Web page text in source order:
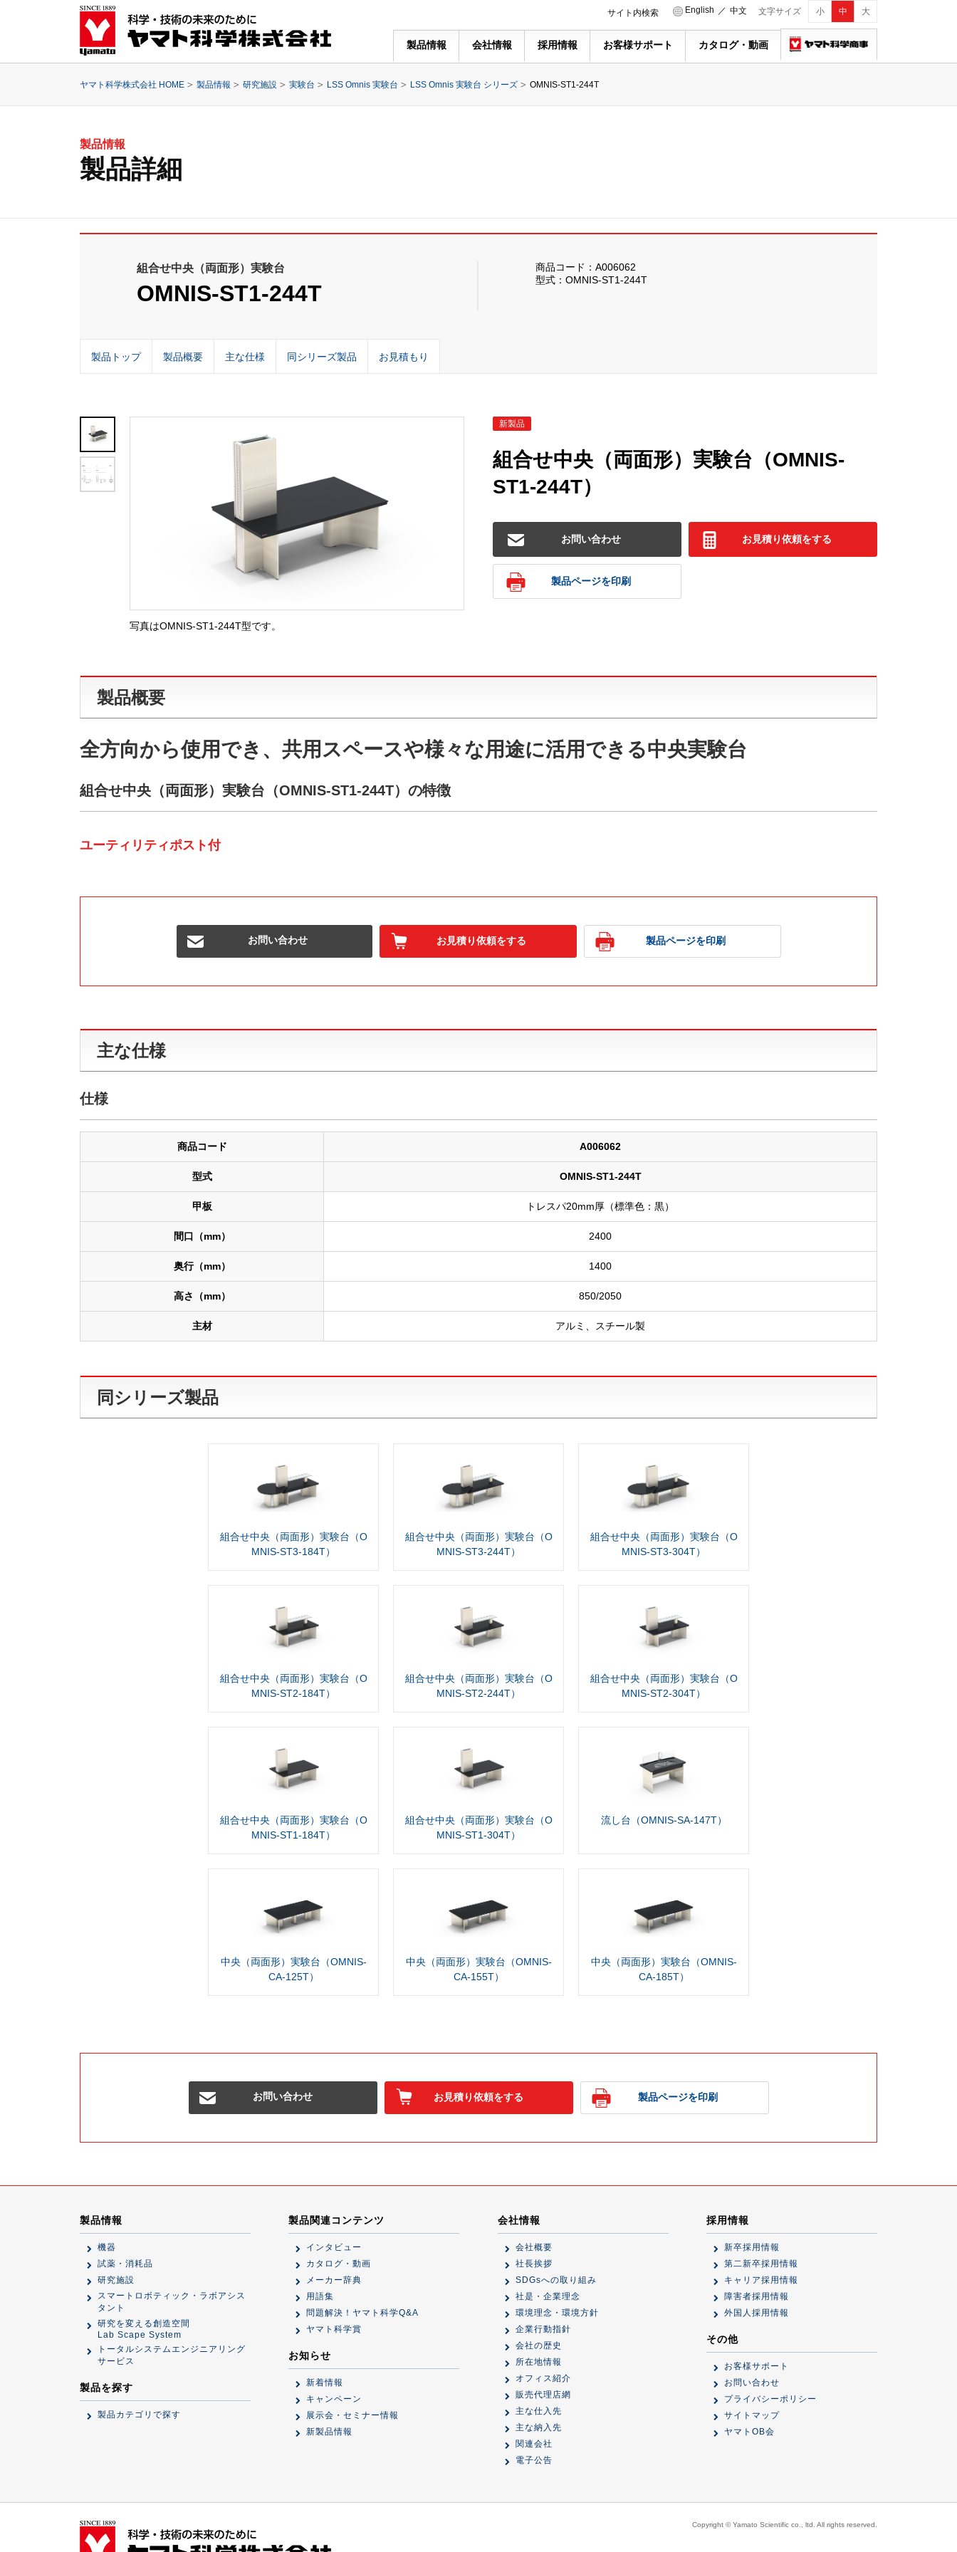
文字サイズ 小 中 大
English ／ 中文
サイト内検索
製品情報 会社情報 採用情報 お客様サポート カタログ・動画
ヤマト科学株式会社 HOME 製品情報 研究施設 実験台 LSS Omnis 実験台 LSS Omnis 実験台 シリーズ OMNIS-ST1-244T
製品情報
製品詳細
組合せ中央（両面形）実験台
OMNIS-ST1-244T
商品コード：A006062
型式：OMNIS-ST1-244T
製品トップ 製品概要 主な仕様 同シリーズ製品 お見積もり
写真はOMNIS-ST1-244T型です。
新製品
組合せ中央（両面形）実験台（OMNIS-
ST1-244T）
お問い合わせ お見積り依頼をする
製品ページを印刷
製品概要
全方向から使用でき、共用スペースや様々な用途に活用できる中央実験台
組合せ中央（両面形）実験台（OMNIS-ST1-244T）の特徴
ユーティリティポスト付
お問い合わせ お見積り依頼をする 製品ページを印刷
主な仕様
仕様
商品コード A006062
型式 OMNIS-ST1-244T
甲板 トレスパ20mm厚（標準色：黒）
間口（mm） 2400
奥行（mm） 1400
高さ（mm） 850/2050
主材 アルミ、スチール製
同シリーズ製品
組合せ中央（両面形）実験台（O
MNIS-ST3-184T）
組合せ中央（両面形）実験台（O
MNIS-ST3-244T）
組合せ中央（両面形）実験台（O
MNIS-ST3-304T）
組合せ中央（両面形）実験台（O
MNIS-ST2-184T）
組合せ中央（両面形）実験台（O
MNIS-ST2-244T）
組合せ中央（両面形）実験台（O
MNIS-ST2-304T）
組合せ中央（両面形）実験台（O
MNIS-ST1-184T）
組合せ中央（両面形）実験台（O
MNIS-ST1-304T）
流し台（OMNIS-SA-147T）
中央（両面形）実験台（OMNIS-
CA-125T）
中央（両面形）実験台（OMNIS-
CA-155T）
中央（両面形）実験台（OMNIS-
CA-185T）
お問い合わせ お見積り依頼をする 製品ページを印刷
製品情報
機器
試薬・消耗品
研究施設
スマートロボティック・ラボアシス
タント
研究を変える創造空間
Lab Scape System
トータルシステムエンジニアリング
サービス
製品を探す
製品カテゴリで探す
製品関連コンテンツ
インタビュー
カタログ・動画
メーカー辞典
用語集
問題解決！ヤマト科学Q&A
ヤマト科学賞
お知らせ
新着情報
キャンペーン
展示会・セミナー情報
新製品情報
会社情報
会社概要
社長挨拶
SDGsへの取り組み
社是・企業理念
環境理念・環境方針
企業行動指針
会社の歴史
所在地情報
オフィス紹介
販売代理店網
主な仕入先
主な納入先
関連会社
電子公告
採用情報
新卒採用情報
第二新卒採用情報
キャリア採用情報
障害者採用情報
外国人採用情報
その他
お客様サポート
お問い合わせ
プライバシーポリシー
サイトマップ
ヤマトOB会
Copyright © Yamato Scientific co., ltd. All rights reserved.